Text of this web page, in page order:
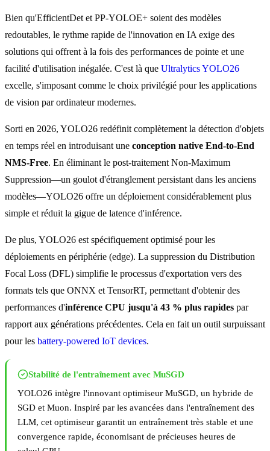
Bien qu'EfficientDet et PP-YOLOE+ soient des modèles
redoutables, le rythme rapide de l'innovation en IA exige des
solutions qui offrent à la fois des performances de pointe et une
facilité d'utilisation inégalée. C'est là que Ultralytics YOLO26
excelle, s'imposant comme le choix privilégié pour les applications
de vision par ordinateur modernes.
Sorti en 2026, YOLO26 redéfinit complètement la détection d'objets
en temps réel en introduisant une conception native End-to-End
NMS-Free. En éliminant le post-traitement Non-Maximum
Suppression—un goulot d'étranglement persistant dans les anciens
modèles—YOLO26 offre un déploiement considérablement plus
simple et réduit la gigue de latence d'inférence.
De plus, YOLO26 est spécifiquement optimisé pour les
déploiements en périphérie (edge). La suppression du Distribution
Focal Loss (DFL) simplifie le processus d'exportation vers des
formats tels que ONNX et TensorRT, permettant d'obtenir des
performances d'inférence CPU jusqu'à 43 % plus rapides par
rapport aux générations précédentes. Cela en fait un outil surpuissant
pour les battery-powered IoT devices.
Stabilité de l'entraînement avec MuSGD
YOLO26 intègre l'innovant optimiseur MuSGD, un hybride de
SGD et Muon. Inspiré par les avancées dans l'entraînement des
LLM, cet optimiseur garantit un entraînement très stable et une
convergence rapide, économisant de précieuses heures de